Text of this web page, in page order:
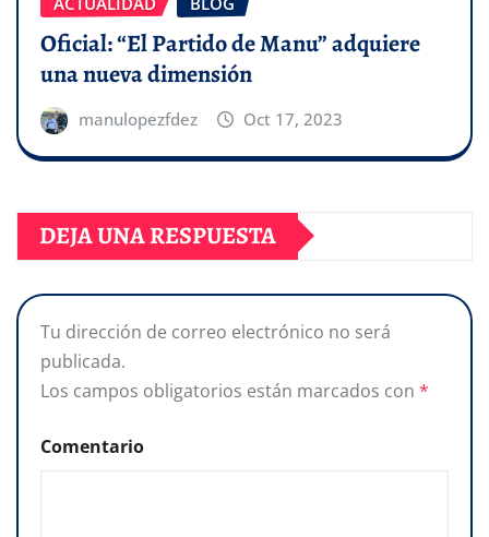
Oficial: “El Partido de Manu” adquiere
una nueva dimensión
manulopezfdez Oct 17, 2023
DEJA UNA RESPUESTA
Tu dirección de correo electrónico no será
publicada.
Los campos obligatorios están marcados con *
Comentario